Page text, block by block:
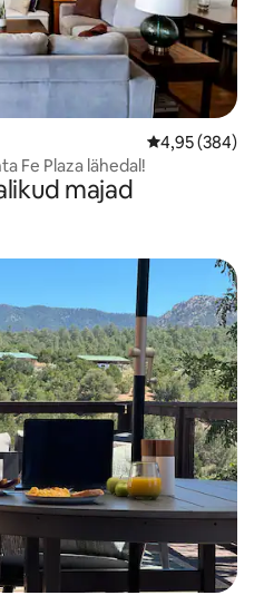
Keskmine
4,95 (384)
Fe Plaza lähedal!
majad